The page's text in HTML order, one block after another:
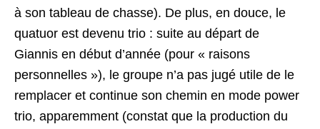
à son tableau de chasse). De plus, en douce, le
quatuor est devenu trio : suite au départ de
Giannis en début d’année (pour « raisons
personnelles »), le groupe n’a pas jugé utile de le
remplacer et continue son chemin en mode power
trio, apparemment (constat que la production du